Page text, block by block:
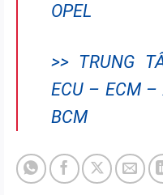
OPEL
>> TRUNG
ECU – ECM
BCM